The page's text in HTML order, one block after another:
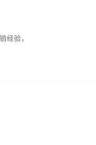
经验，